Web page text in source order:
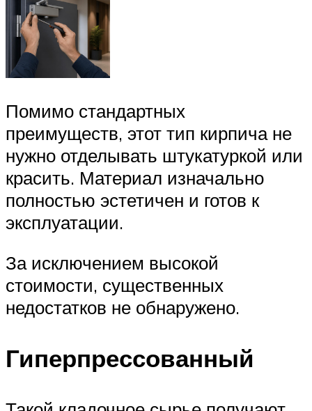
Помимо стандартных
преимуществ, этот тип кирпича не
нужно отделывать штукатуркой или
красить. Материал изначально
полностью эстетичен и готов к
эксплуатации.
За исключением высокой
стоимости, существенных
недостатков не обнаружено.
Гиперпрессованный